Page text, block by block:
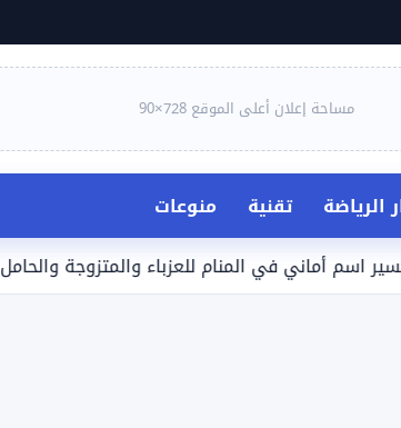
مساحة إعلان أعلى الموقع 728×90
الرياضة تقنية منوعات
في المنام للعزباء والمتزوجة والحامل والرجل